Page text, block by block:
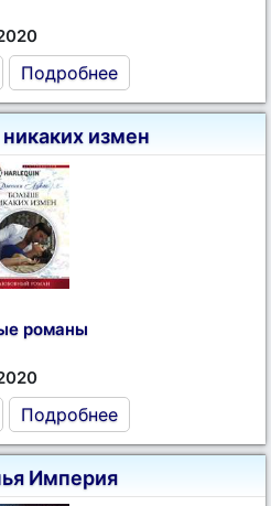
Подробнее
измен
романы
Подробнее
Империя